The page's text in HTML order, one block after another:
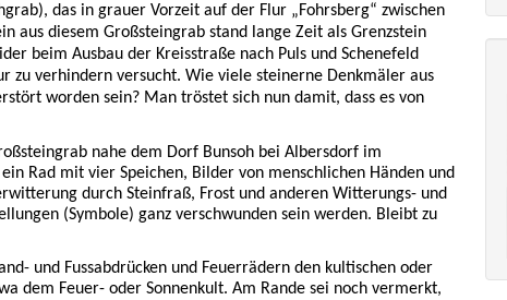
das in grauer Vorzeit auf der Flur „Fohrsberg“ zwischen
aus diesem Großsteingrab stand lange Zeit als Grenzstein
beim Ausbau der Kreisstraße nach Puls und Schenefeld
zu verhindern versucht. Wie viele steinerne Denkmäler aus
worden sein? Man tröstet sich nun damit, dass es von
nahe dem Dorf Bunsoh bei Albersdorf im
Rad mit vier Speichen, Bilder von menschlichen Händen und
durch Steinfraß, Frost und anderen Witterungs- und
(Symbole) ganz verschwunden sein werden. Bleibt zu
und Fussabdrücken und Feuerrädern den kultischen oder
dem Feuer- oder Sonnenkult. Am Rande sei noch vermerkt,